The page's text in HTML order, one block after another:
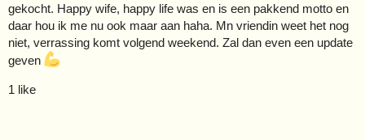
gekocht. Happy wife, happy life was en is een pakkend motto en
daar hou ik me nu ook maar aan haha. Mn vriendin weet het nog
niet, verrassing komt volgend weekend. Zal dan even een update
geven
1 like